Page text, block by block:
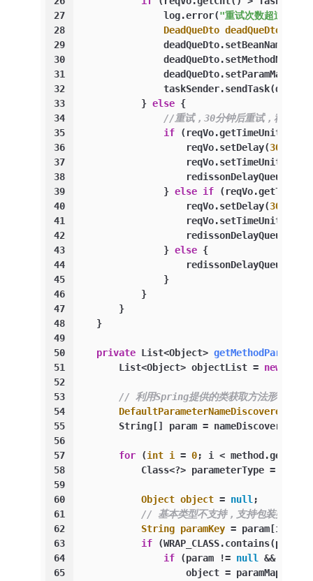
27
28
29
30
31
32
33
34
35
36
37
38
39
40
41
42
43
44
45
46
47
48
49
50
51
52
53
54
55
56
57
58
59
60
61
62
63
64
65
                log.error(
"重试次数超过最大
DeadQueDto deadQueDto
            }
else {
//重试，30分钟后重试，秒为单
if
                    reqVo.setDelay(
30
                }
else if
                    reqVo.setDelay(
30
                }
else {
                }
            }
        }
    }
private List<Object>
        List<Object> objectList =
new
// 利用Spring提供的类获取方法形参名
DefaultParameterNameDiscoverer
String[] param =
for (int i = 0; i <
Class<?> parameterType =
Object object = null;
// 基本类型不支持，支持包装类
String paramKey = param[i];
if
if (param != null &&
object =